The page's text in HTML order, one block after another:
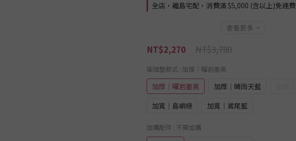
全店，離島宅配，消費滿 $5,000 (含以上)免運費
查看更多
NT$3,780
NT$2,270
瑜珈墊款式 : 加厚│曜岩墨黑
加厚│曜岩墨黑 加厚│晴雨天藍
加寬│島嶼綠
加寬│鳶尾藍
加購配件 : 不需加購